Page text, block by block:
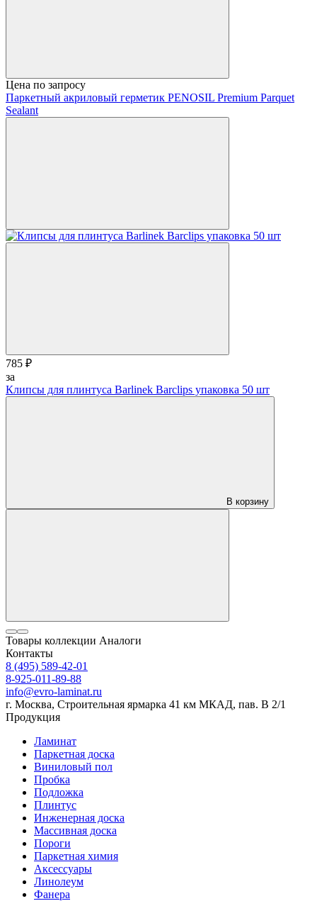
Цена по запросу
Паркетный акриловый герметик PENOSIL Premium Parquet
Sealant
785 ₽
за
Клипсы для плинтуса Barlinek Barclips упаковка 50 шт
В корзину
Товары коллекции Аналоги
Контакты
8 (495) 589-42-01
8-925-011-89-88
info@evro-laminat.ru
г. Москва, Строительная ярмарка 41 км МКАД, пав. В 2/1
Продукция
Ламинат
Паркетная доска
Виниловый пол
Пробка
Подложка
Плинтус
Инженерная доска
Массивная доска
Пороги
Паркетная химия
Аксессуары
Линолеум
Фанера